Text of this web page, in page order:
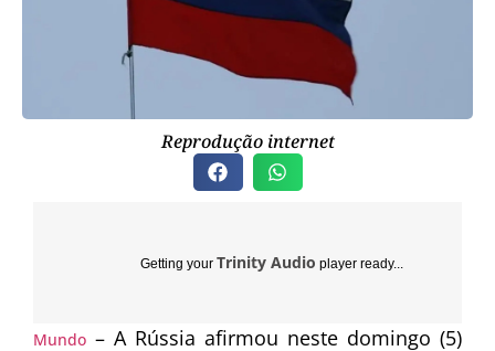
Reprodução internet
Getting your Trinity Audio player ready...
Mundo – A Rússia afirmou neste domingo (5)